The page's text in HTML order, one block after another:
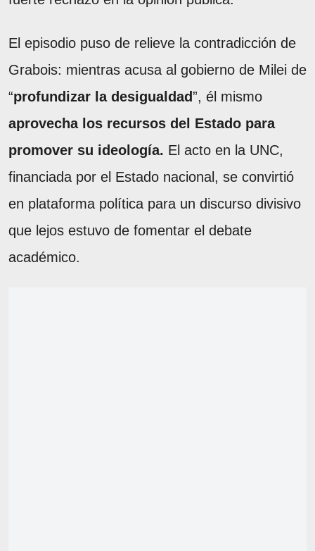
El episodio puso de relieve la contradicción de
Grabois: mientras acusa al gobierno de Milei de
“profundizar la desigualdad”, él mismo
aprovecha los recursos del Estado para
promover su ideología. El acto en la UNC,
financiada por el Estado nacional, se convirtió
en plataforma política para un discurso divisivo
que lejos estuvo de fomentar el debate
académico.